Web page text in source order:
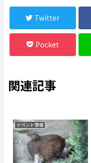
Twitter
Pocket
関連記事
イベント情報